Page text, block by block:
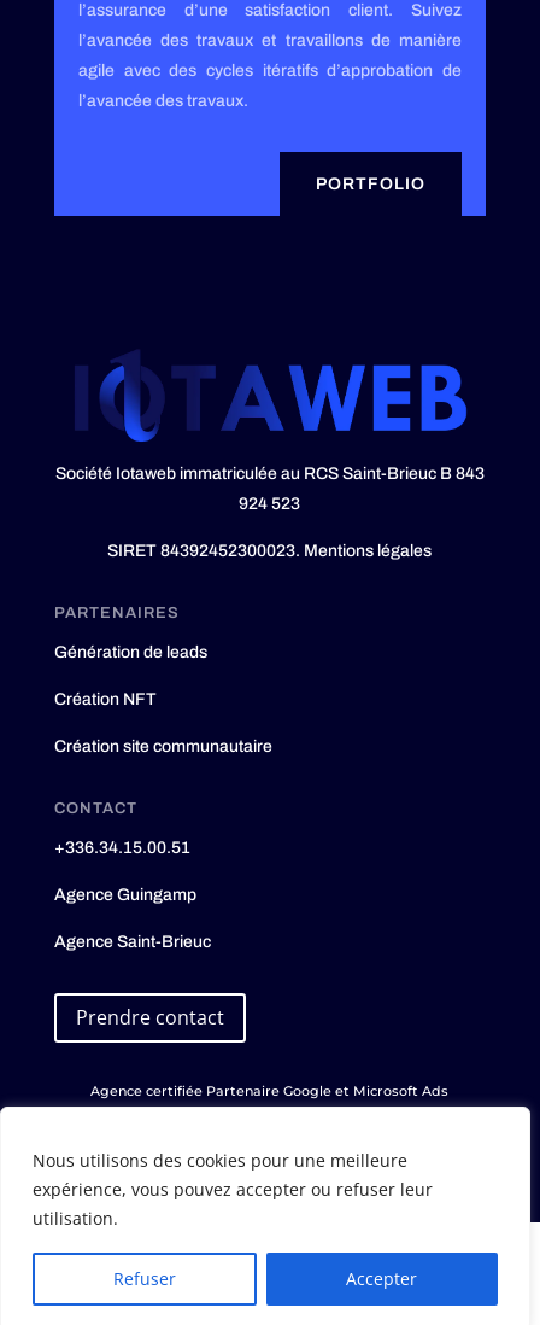
Nous utilisons des cookies pour une meilleure
expérience, vous pouvez accepter ou refuser leur
utilisation.
Refuser Accepter
l’assurance d’une satisfaction client. Suivez
l’avancée des travaux et travaillons de manière
agile avec des cycles itératifs d’approbation de
l’avancée des travaux.
PORTFOLIO
Société Iotaweb immatriculée au RCS Saint-Brieuc B 843
924 523
SIRET 84392452300023. Mentions légales
PARTENAIRES
Génération de leads
Création NFT
Création site communautaire
CONTACT
+336.34.15.00.51
Agence Guingamp
Agence Saint-Brieuc
Prendre contact
Agence certifiée Partenaire Google et Microsoft Ads
English